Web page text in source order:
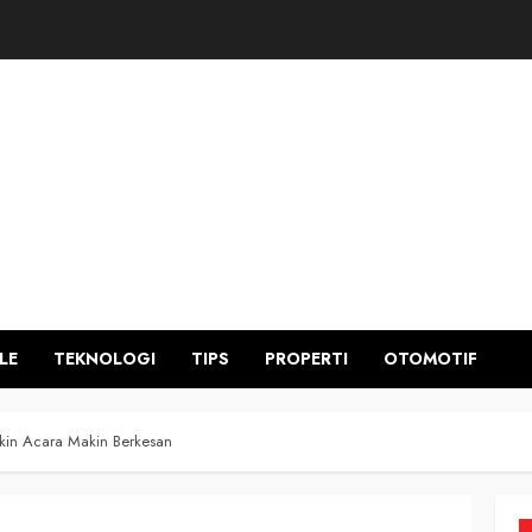
TEKNOLOGI TIPS PROPERTI OTOMOTIF
Acara Makin Berkesan